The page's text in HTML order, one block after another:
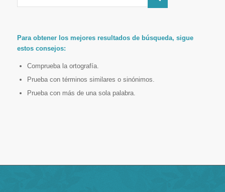
Para obtener los mejores resultados de búsqueda, sigue
estos consejos:
Comprueba la ortografía.
Prueba con términos similares o sinónimos.
Prueba con más de una sola palabra.